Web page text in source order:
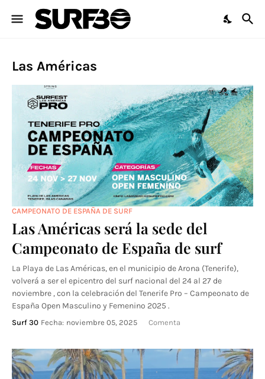
Las Américas
CAMPEONATO DE ESPAÑA DE SURF
Las Américas será la sede del
Campeonato de España de surf
La Playa de Las Américas, en el municipio de Arona (Tenerife),
volverá a ser el epicentro del surf nacional del 24 al 27 de
noviembre , con la celebración del Tenerife Pro – Campeonato de
España Open Masculino y Femenino 2025 .
Surf 30 Fecha: noviembre 05, 2025 Comenta